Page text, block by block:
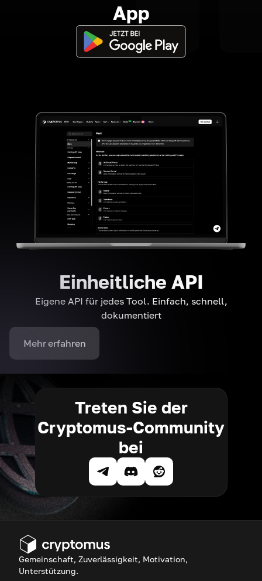
App
Einheitliche API
Eigene API für jedes Tool. Einfach, schnell,
dokumentiert
Mehr erfahren
Treten Sie der
Cryptomus-Community
bei
Gemeinschaft, Zuverlässigkeit, Motivation,
Unterstützung.